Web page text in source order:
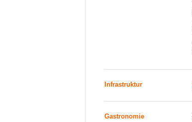
Infrastruktur
Gastronomie